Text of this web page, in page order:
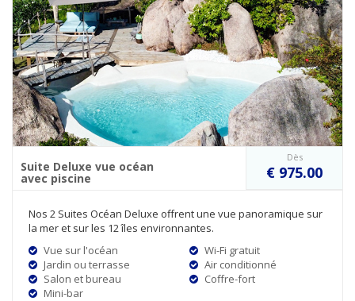
Suite Deluxe vue océan
avec piscine
Dès
€ 975.00
Nos 2 Suites Océan Deluxe offrent une vue panoramique sur
la mer et sur les 12 îles environnantes.
Vue sur l'océan
Jardin ou terrasse
Salon et bureau
Mini-bar
Wi-Fi gratuit
Air conditionné
Coffre-fort